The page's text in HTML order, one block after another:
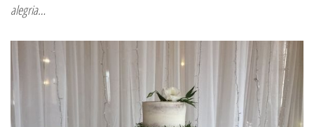
alegria…